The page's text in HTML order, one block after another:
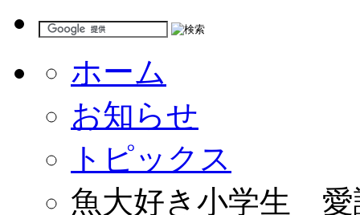
ホーム
お知らせ
トピックス
魚大好き小学生 愛